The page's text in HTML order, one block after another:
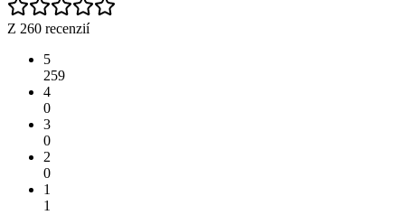
Z 260 recenzií
5
259
4
0
3
0
2
0
1
1